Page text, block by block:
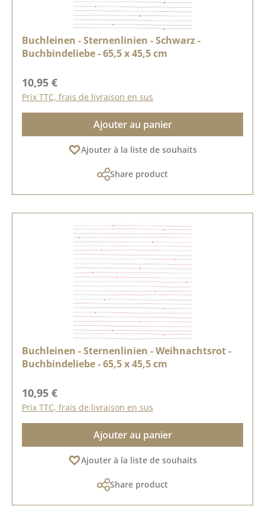
Buchleinen - Sternenlinien - Schwarz -
Buchbindeliebe - 65,5 x 45,5 cm
Prix régulier :
10,95 €
Prix TTC, frais de livraison en sus
Ajouter au panier
Ajouter à la liste de souhaits
Share product
Buchleinen - Sternenlinien - Weihnachtsrot -
Buchbindeliebe - 65,5 x 45,5 cm
Prix régulier :
10,95 €
Prix TTC, frais de livraison en sus
Ajouter au panier
Ajouter à la liste de souhaits
Share product